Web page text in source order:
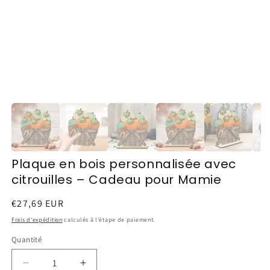
Plaque en bois personnalisée avec
citrouilles – Cadeau pour Mamie
Prix
habituel
€27,69 EUR
Frais d'expédition calculés à l'étape de paiement.
Quantité